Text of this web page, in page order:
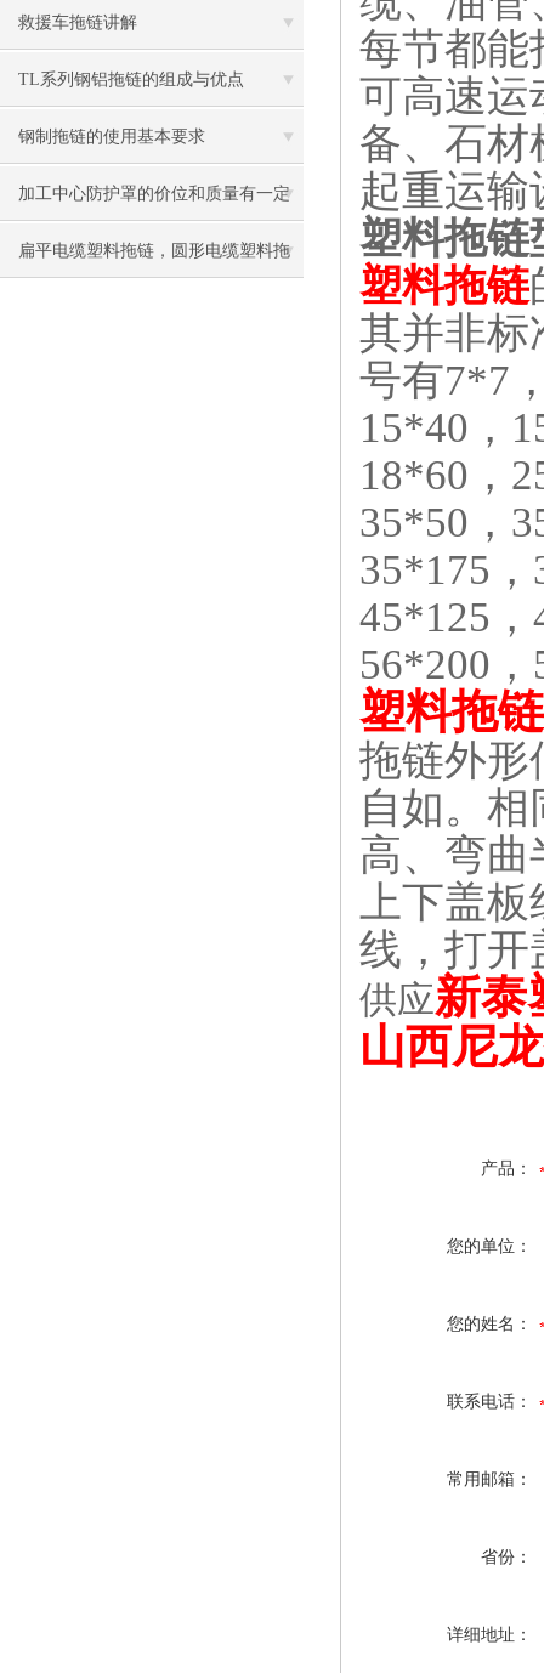
救援车拖链讲解
TL系列钢铝拖链的组成与优点
钢制拖链的使用基本要求
加工中心防护罩的价位和质量有一定
的关系
扁平电缆塑料拖链，圆形电缆塑料拖
每节都能
可高速运
备、石材
起重运输
塑料拖链
塑料拖链
其并非
号有7*7
15*40，
18*60，
35*50，
35*175
45*125
56*200
塑料拖链
拖链外形
自如。
高、弯曲
上下盖板
线，打开
供应新泰
山西尼
产品：
您的单位：
您的姓名：
联系电话：
常用邮箱：
省份：
详细地址：